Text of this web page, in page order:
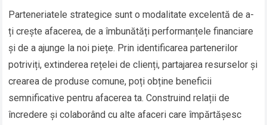
Parteneriatele strategice sunt o modalitate excelentă de a-
ți crește afacerea, de a îmbunătăți performanțele financiare
și de a ajunge la noi piețe. Prin identificarea partenerilor
potriviți, extinderea rețelei de clienți, partajarea resurselor și
crearea de produse comune, poți obține beneficii
semnificative pentru afacerea ta. Construind relații de
încredere și colaborând cu alte afaceri care împărtășesc